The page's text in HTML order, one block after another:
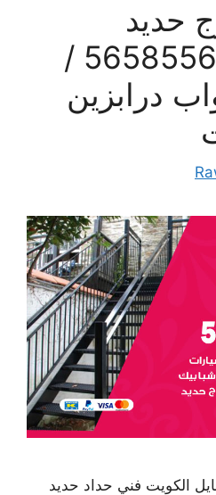
حديد
المسايل / 56585569 /
درابزين
الكويت فني حداد حديد